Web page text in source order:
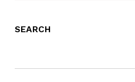
SEARCH